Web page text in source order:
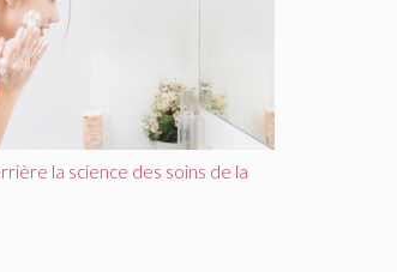
la science des soins de la